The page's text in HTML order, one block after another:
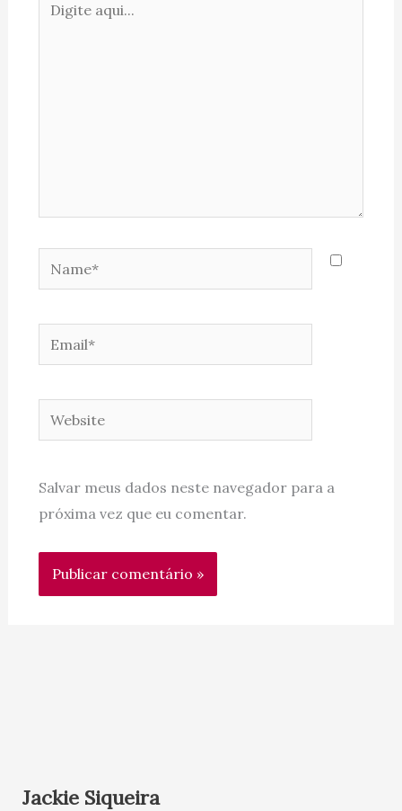
aqui...
Website
Salvar meus dados neste navegador para a
próxima vez que eu comentar.
Jackie Siqueira